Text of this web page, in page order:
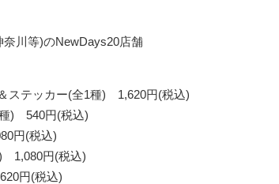
川等)のNewDays20店舗
ステッカー(全1種) 1,620円(税込)
) 540円(税込)
円(税込)
1,080円(税込)
円(税込)